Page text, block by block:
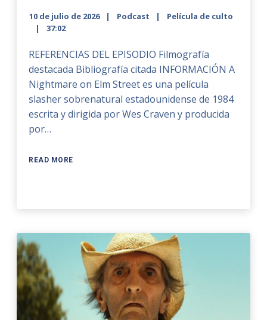
10 de julio de 2026 Podcast
Película de culto
37:02
REFERENCIAS DEL EPISODIO Filmografía
destacada Bibliografía citada INFORMACIÓN A
Nightmare on Elm Street es una película
slasher sobrenatural estadounidense de 1984
escrita y dirigida por Wes Craven y producida
por…
READ MORE